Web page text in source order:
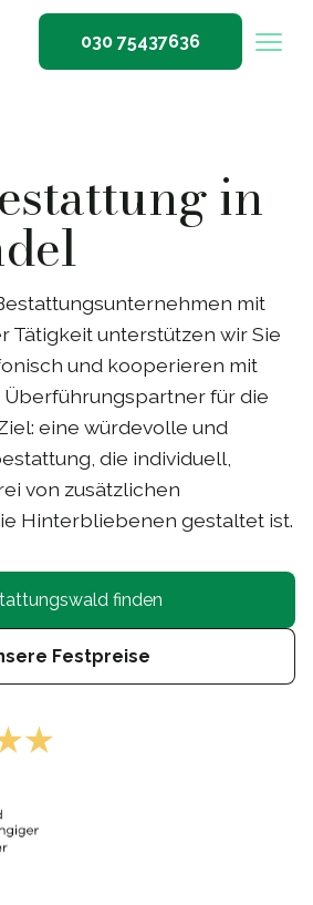
030 75437636
in
mit
Tätigkeit unterstützen wir Sie
und kooperieren mit
für die
eine würdevolle und
die individuell,
von zusätzlichen
Hinterbliebenen gestaltet ist.
finden
Festpreise